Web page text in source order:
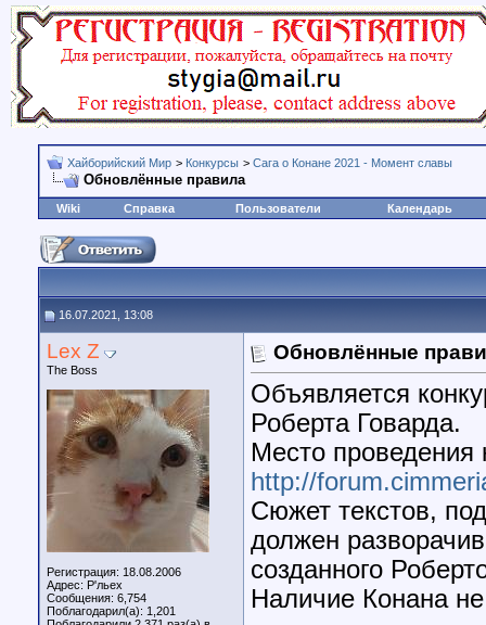
Хайборийский Мир > Конкурсы > Сага о Конане 2021 - Момент славы
Обновлённые правила
Wiki Справка Пользователи Календарь
16.07.2021, 13:08
Lex Z
The Boss
Регистрация: 18.08.2006
Адрес: Р'льех
Сообщения: 6,754
Поблагодарил(а): 1,201
Обновлённые
Объявляется
Роберта Говарда.
Место
http://
Сюжет текстов,
должен
созданного
Наличие Конана